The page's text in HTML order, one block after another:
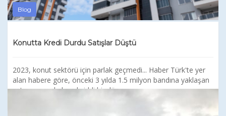
Blog
Konutta Kredi Durdu Satışlar Düştü
2023, konut sektörü için parlak geçmedi... Haber Türk'te yer
alan habere göre, önceki 3 yılda 1.5 milyon bandına yaklaşan
satış sayısında bu yıl ciddi bir dü...